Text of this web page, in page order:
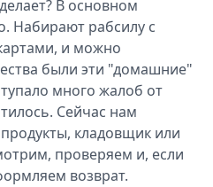
В основном
Набирают рабсилу с
и можно
были эти "домашние"
много жалоб от
Сейчас нам
кладовщик или
проверяем и, если
возврат.